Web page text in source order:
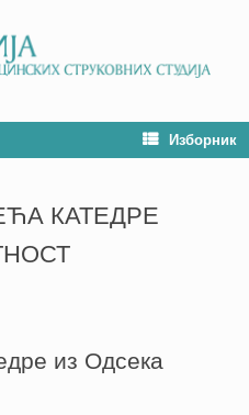
Изборник
КАТЕДРЕ
из Одсека